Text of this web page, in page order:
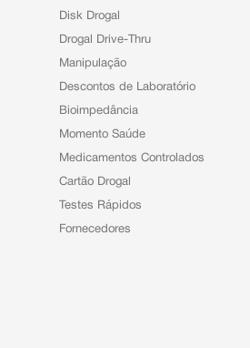
Disk Drogal
Drogal Drive-Thru
Manipulação
Descontos de Laboratório
Bioimpedância
Momento Saúde
Medicamentos Controlados
Cartão Drogal
Testes Rápidos
Fornecedores